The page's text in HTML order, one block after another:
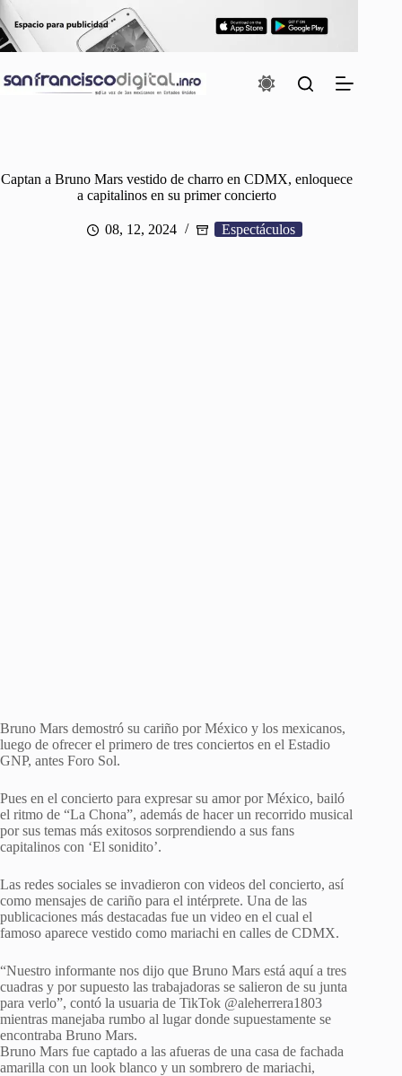
al
contenido
Captan a Bruno Mars vestido de charro en CDMX, enloquece
a capitalinos en su primer concierto
08, 12, 2024 Espectáculos
Bruno Mars demostró su cariño por México y los mexicanos,
luego de ofrecer el primero de tres conciertos en el Estadio
GNP, antes Foro Sol.
Pues en el concierto para expresar su amor por México, bailó
el ritmo de “La Chona”, además de hacer un recorrido musical
por sus temas más exitosos sorprendiendo a sus fans
capitalinos con ‘El sonidito’.
Las redes sociales se invadieron con videos del concierto, así
como mensajes de cariño para el intérprete. Una de las
publicaciones más destacadas fue un video en el cual el
famoso aparece vestido como mariachi en calles de CDMX.
“Nuestro informante nos dijo que Bruno Mars está aquí a tres
cuadras y por supuesto las trabajadoras se salieron de su junta
para verlo”, contó la usuaria de TikTok @aleherrera1803
mientras manejaba rumbo al lugar donde supuestamente se
encontraba Bruno Mars.
Bruno Mars fue captado a las afueras de una casa de fachada
amarilla con un look blanco y un sombrero de mariachi,